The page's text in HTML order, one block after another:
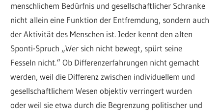
menschlichem Bedürfnis und gesellschaftlicher Schranke
nicht allein eine Funktion der Entfremdung, sondern auch
der Aktivität des Menschen ist. Jeder kennt den alten
Sponti-Spruch „Wer sich nicht bewegt, spürt seine
Fesseln nicht.“ Ob Differenzerfahrungen nicht gemacht
werden, weil die Differenz zwischen individuellem und
gesellschaftlichem Wesen objektiv verringert wurden
oder weil sie etwa durch die Begrenzung politischer und